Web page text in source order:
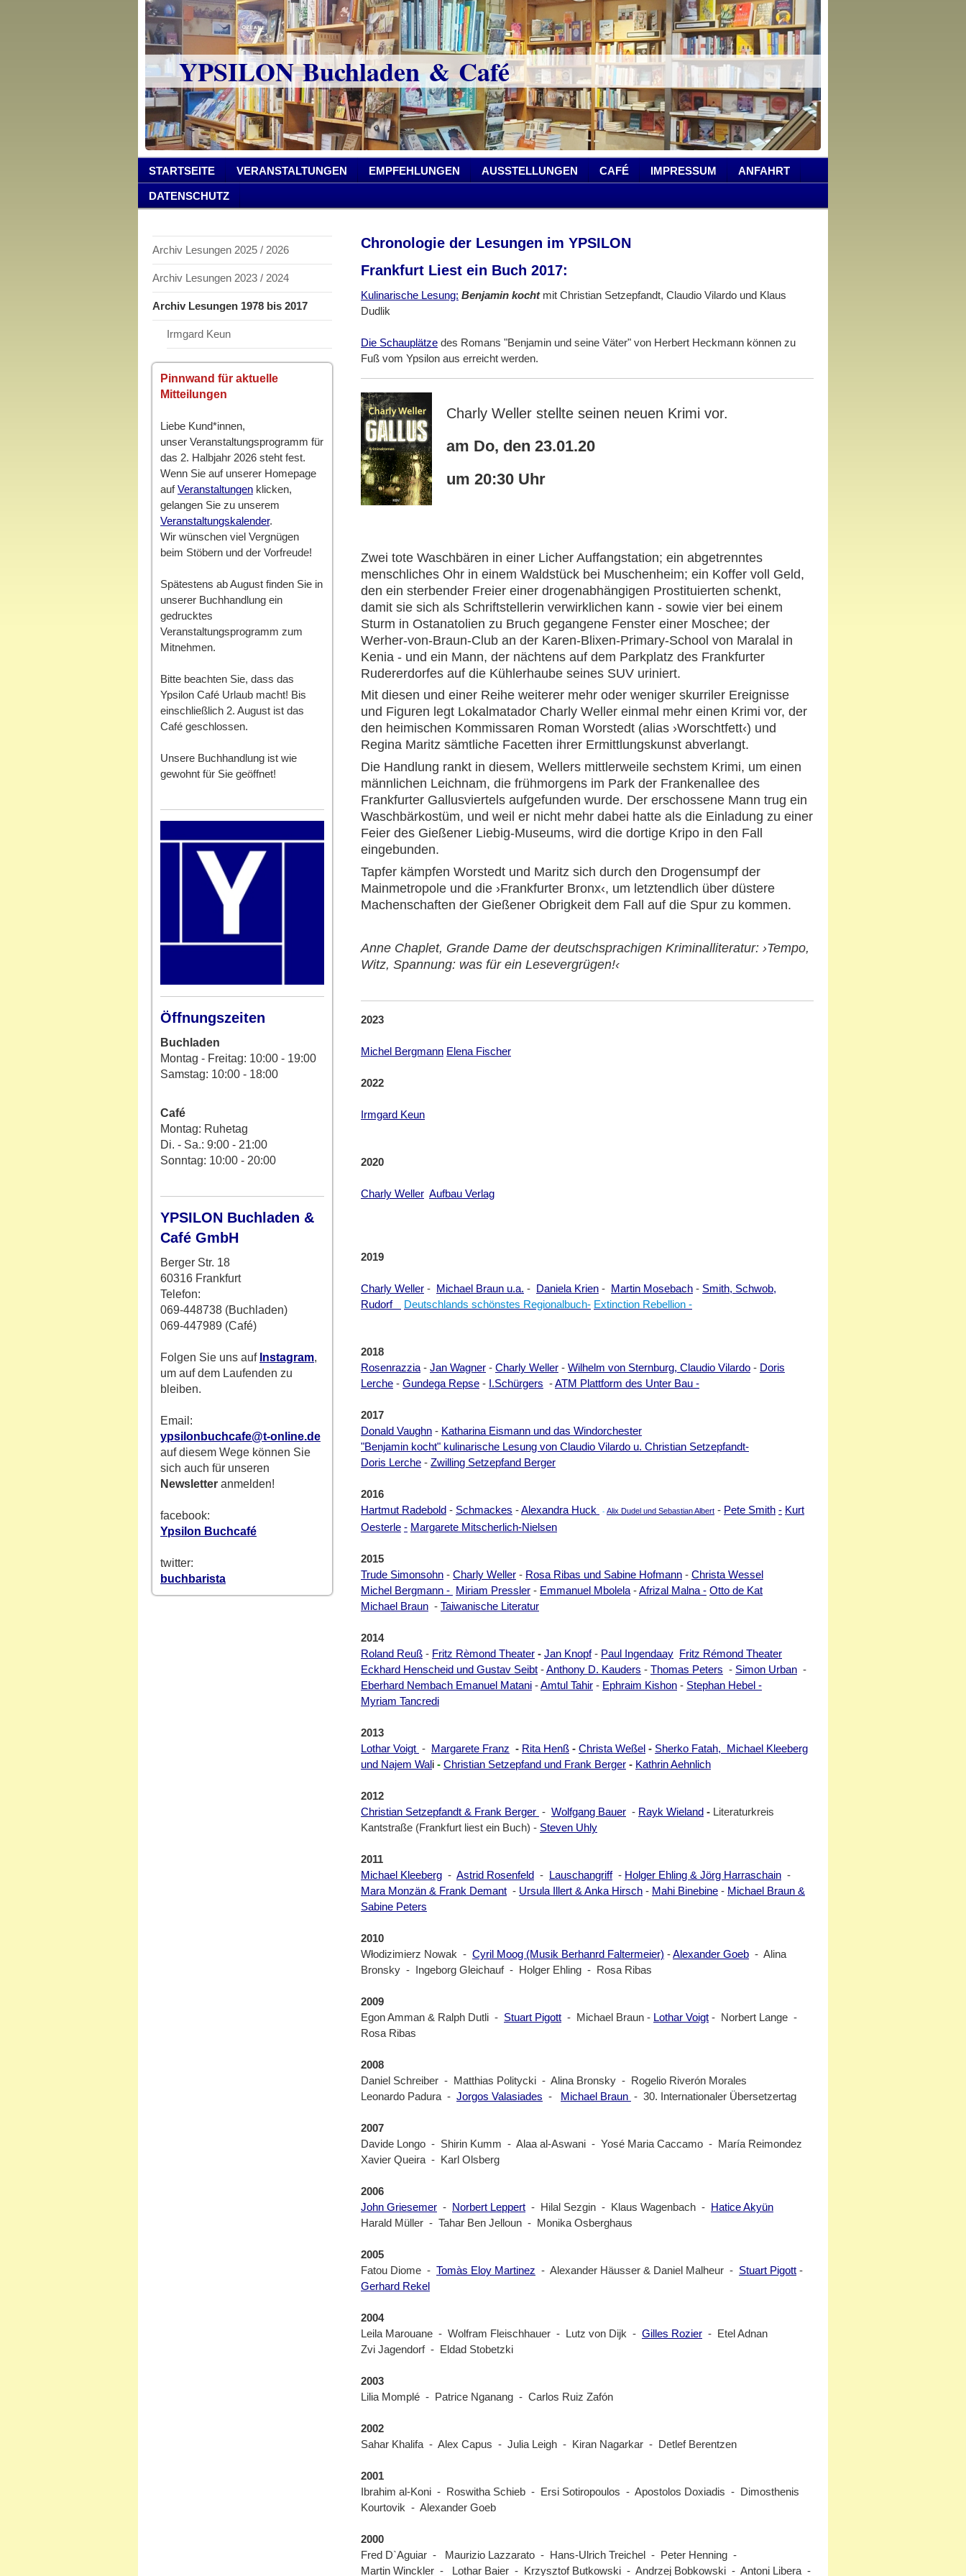
YPSILON Buchladen & Café
STARTSEITE VERANSTALTUNGEN EMPFEHLUNGEN AUSSTELLUNGEN CAFÉ IMPRESSUM ANFAHRT
DATENSCHUTZ
Archiv Lesungen 2025 / 2026
Archiv Lesungen 2023 / 2024
Archiv Lesungen 1978 bis 2017
Irmgard Keun
Pinnwand für aktuelle
Mitteilungen
Liebe Kund*innen,
unser Veranstaltungsprogramm für
das 2. Halbjahr 2026 steht fest.
Wenn Sie auf unserer Homepage
aufVeranstaltungen klicken,
gelangen Sie zu unserem
Veranstaltungskalender.
Wir wünschen viel Vergnügen
beim Stöbern und der Vorfreude!
Spätestens ab August finden Sie in
unserer Buchhandlung ein
gedrucktes
Veranstaltungsprogramm zum
Mitnehmen.
Bitte beachten Sie, dass das
Ypsilon Café Urlaub macht! Bis
einschließlich 2. August ist das
Café geschlossen.
Unsere Buchhandlung ist wie
gewohnt für Sie geöffnet!
Öffnungszeiten
Buchladen
Montag - Freitag: 10:00 - 19:00
Samstag: 10:00 - 18:00
Café
Montag: Ruhetag
Di. - Sa.: 9:00 - 21:00
Sonntag: 10:00 - 20:00
YPSILON Buchladen &
Café GmbH
Berger Str. 18
60316 Frankfurt
Telefon:
069-448738 (Buchladen)
069-447989 (Café)
Folgen Sie uns auf Instagram,
um auf dem Laufenden zu
bleiben.
Email:
ypsilonbuchcafe@t-online.de
auf diesem Wege können Sie
sich auch für unseren
Newsletter anmelden!
facebook:
Ypsilon Buchcafé
twitter:
buchbarista
Chronologie der Lesungen im YPSILON
Frankfurt Liest ein Buch 2017:
Kulinarische Lesung: Benjamin kochtmit Christian Setzepfandt, Claudio Vilardo und Klaus
Dudlik
Die Schauplätze des Romans "Benjamin und seine Väter" von Herbert Heckmann können zu
Fuß vom Ypsilon aus erreicht werden.
Charly Weller stellte seinen neuen Krimi vor.
am Do, den 23.01.20
um 20:30 Uhr
Zwei tote Waschbären in einer Licher Auffangstation; ein abgetrenntes
menschliches Ohr in einem Waldstück bei Muschenheim; ein Koffer voll Geld,
den ein sterbender Freier einer drogenabhängigen Prostituierten schenkt,
damit sie sich als Schriftstellerin verwirklichen kann - sowie vier bei einem
Sturm in Ostanatolien zu Bruch gegangene Fenster einer Moschee; der
Werher-von-Braun-Club an der Karen-Blixen-Primary-School von Maralal in
Kenia - und ein Mann, der nächtens auf dem Parkplatz des Frankfurter
Rudererdorfes auf die Kühlerhaube seines SUV uriniert.
Mit diesen und einer Reihe weiterer mehr oder weniger skurriler Ereignisse
und Figuren legt Lokalmatador Charly Weller einmal mehr einen Krimi vor, der
den heimischen Kommissaren Roman Worstedt (alias ›Worschtfett‹) und
Regina Maritz sämtliche Facetten ihrer Ermittlungskunst abverlangt.
Die Handlung rankt in diesem, Wellers mittlerweile sechstem Krimi, um einen
männlichen Leichnam, die frühmorgens im Park der Frankenallee des
Frankfurter Gallusviertels aufgefunden wurde. Der erschossene Mann trug ein
Waschbärkostüm, und weil er nicht mehr dabei hatte als die Einladung zu einer
Feier des Gießener Liebig-Museums, wird die dortige Kripo in den Fall
eingebunden.
Tapfer kämpfen Worstedt und Maritz sich durch den Drogensumpf der
Mainmetropole und die ›Frankfurter Bronx‹, um letztendlich über düstere
Machenschaften der Gießener Obrigkeit dem Fall auf die Spur zu kommen.
Anne Chaplet, Grande Dame der deutschsprachigen Kriminalliteratur: ›Tempo,
Witz, Spannung: was für ein Lesevergrügen!‹
2023
Michel Bergmann Elena Fischer
2022
Irmgard Keun
2020
Charly Weller Aufbau Verlag
2019
Charly Weller - Michael Braun u.a. - Daniela Krien - Martin Mosebach - Smith, Schwob,
Rudorf
Deutschlands schönstes Regionalbuch- Extinction Rebellion -
2018
Rosenrazzia - Jan Wagner - Charly Weller - Wilhelm von Sternburg, Claudio Vilardo - Doris
Lerche - Gundega Repse - I.Schürgers -ATM Plattform des Unter Bau -
2017
Donald Vaughn - Katharina Eismann und das Windorchester
"Benjamin kocht" kulinarische Lesung von Claudio Vilardo u. Christian Setzepfandt-
Doris Lerche - Zwilling Setzepfand Berger
2016
Hartmut Radebold - Schmackes -Alexandra Huck - Alix Dudel und Sebastian Albert - Pete Smith - Kurt
Oesterle - Margarete Mitscherlich-Nielsen
2015
Trude Simonsohn - Charly Weller - Rosa Ribas und Sabine Hofmann - Christa Wessel
Michel Bergmann - Miriam Pressler - Emmanuel Mbolela -Afrizal Malna - Otto de Kat
Michael Braun - Taiwanische Literatur
2014
Roland Reuß - Fritz Rèmond Theater - Jan Knopf- Paul Ingendaay Fritz Rémond Theater
Eckhard Henscheid und Gustav Seibt -Anthony D. Kauders - Thomas Peters - Simon Urban -
Eberhard Nembach Emanuel Matani -Amtul Tahir - Ephraim Kishon - Stephan Hebel -
Myriam Tancredi
2013
Lothar Voigt - Margarete Franz - Rita Henß - Christa Weßel - Sherko Fatah, Michael Kleeberg
und Najem Wali - Christian Setzepfand und Frank Berger - Kathrin Aehnlich
2012
Christian Setzepfandt & Frank Berger - Wolfgang Bauer - Rayk Wieland - Literaturkreis
Kantstraße (Frankfurt liest ein Buch) - Steven Uhly
2011
Michael Kleeberg - Astrid Rosenfeld - Lauschangriff- Holger Ehling & Jörg Harraschain -
Mara Monzän & Frank Demant - Ursula Illert & Anka Hirsch - Mahi Binebine - Michael Braun &
Sabine Peters
2010
Włodizimierz Nowak - Cyril Moog (Musik Berhanrd Faltermeier) -Alexander Goeb - Alina
Bronsky - Ingeborg Gleichauf - Holger Ehling - Rosa Ribas
2009
Egon Amman & Ralph Dutli - Stuart Pigott - Michael Braun - Lothar Voigt - Norbert Lange -
Rosa Ribas
2008
Daniel Schreiber - Matthias Politycki - Alina Bronsky - Rogelio Riverón Morales
Leonardo Padura - Jorgos Valasiades - Michael Braun - 30. Internationaler Übersetzertag
2007
Davide Longo - Shirin Kumm - Alaa al-Aswani - Yosé Maria Caccamo - María Reimondez
Xavier Queira - Karl Olsberg
2006
John Griesemer - Norbert Leppert - Hilal Sezgin - Klaus Wagenbach - Hatice Akyün
Harald Müller - Tahar Ben Jelloun - Monika Osberghaus
2005
Fatou Diome - Tomàs Eloy Martinez - Alexander Häusser & Daniel Malheur - Stuart Pigott -
Gerhard Rekel
2004
Leila Marouane - Wolfram Fleischhauer - Lutz von Dijk - Gilles Rozier - Etel Adnan
Zvi Jagendorf - Eldad Stobetzki
2003
Lilia Momplé - Patrice Nganang - Carlos Ruiz Zafón
2002
Sahar Khalifa - Alex Capus - Julia Leigh - Kiran Nagarkar - Detlef Berentzen
2001
Ibrahim al-Koni - Roswitha Schieb - Ersi Sotiropoulos - Apostolos Doxiadis - Dimosthenis
Kourtovik - Alexander Goeb
2000
Fred D`Aguiar - Maurizio Lazzarato - Hans-Ulrich Treichel - Peter Henning -
Martin Winckler - Lothar Baier - Krzysztof Butkowski - Andrzej Bobkowski - Antoni Libera -